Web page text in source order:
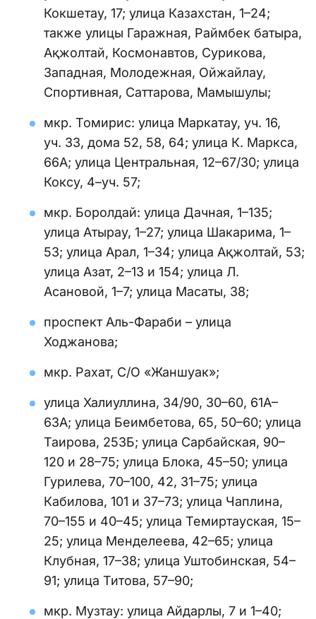
Кокшетау, 17; улица Казахстан, 1–24;
также улицы Гаражная, Раймбек батыра,
Ақжолтай, Космонавтов, Сурикова,
Западная, Молодежная, Ойжайлау,
Спортивная, Саттарова, Мамышулы;
мкр. Томирис: улица Маркатау, уч. 16,
уч. 33, дома 52, 58, 64; улица К. Маркса,
66А; улица Центральная, 12–67/30; улица
Коксу, 4–уч. 57;
мкр. Боролдай: улица Дачная, 1–135;
улица Атырау, 1–27; улица Шакарима, 1–
53; улица Арал, 1–34; улица Ақжолтай, 53;
улица Азат, 2–13 и 154; улица Л.
Асановой, 1–7; улица Масаты, 38;
проспект Аль-Фараби – улица
Ходжанова;
мкр. Рахат, С/О «Жаншуак»;
улица Халиуллина, 34/90, 30–60, 61А–
63А; улица Беимбетова, 65, 50–60; улица
Таирова, 253Б; улица Сарбайская, 90–
120 и 28–75; улица Блока, 45–50; улица
Гурилева, 70–100, 42, 31–75; улица
Кабилова, 101 и 37–73; улица Чаплина,
70–155 и 40–45; улица Темиртауская, 15–
25; улица Менделеева, 42–65; улица
Клубная, 17–38; улица Уштобинская, 54–
91; улица Титова, 57–90;
мкр. Музтау: улица Айдарлы, 7 и 1–40;